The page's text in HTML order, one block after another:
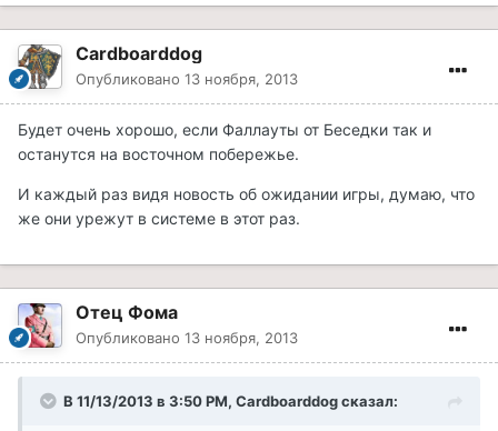
Cardboarddog
Опубликовано 13 ноября, 2013
Будет очень хорошо, если Фаллауты от Беседки так и
останутся на восточном побережье.
И каждый раз видя новость об ожидании игры, думаю, что
же они урежут в системе в этот раз.
Отец Фома
Опубликовано 13 ноября, 2013
В 11/13/2013 в 3:50 PM, Cardboarddog сказал: